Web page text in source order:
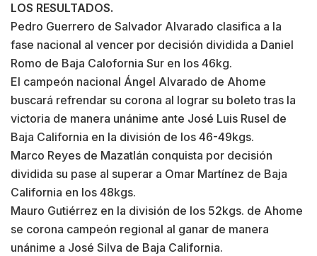
LOS RESULTADOS.
Pedro Guerrero de Salvador Alvarado clasifica a la
fase nacional al vencer por decisión dividida a Daniel
Romo de Baja Calofornia Sur en los 46kg.
El campeón nacional Ángel Alvarado de Ahome
buscará refrendar su corona al lograr su boleto tras la
victoria de manera unánime ante José Luis Rusel de
Baja California en la división de los 46-49kgs.
Marco Reyes de Mazatlán conquista por decisión
dividida su pase al superar a Omar Martínez de Baja
California en los 48kgs.
Mauro Gutiérrez en la división de los 52kgs. de Ahome
se corona campeón regional al ganar de manera
unánime a José Silva de Baja California.